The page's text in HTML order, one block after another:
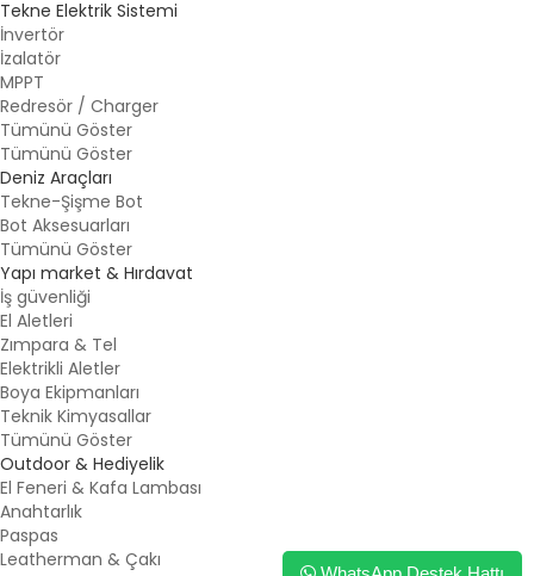
Tekne Elektrik Sistemi
İnvertör
İzalatör
MPPT
Redresör / Charger
Tümünü Göster
Tümünü Göster
Deniz Araçları
Tekne-Şişme Bot
Bot Aksesuarları
Tümünü Göster
Yapı market & Hırdavat
İş güvenliği
El Aletleri
Zımpara & Tel
Elektrikli Aletler
Boya Ekipmanları
Teknik Kimyasallar
Tümünü Göster
Outdoor & Hediyelik
El Feneri & Kafa Lambası
Anahtarlık
Paspas
Leatherman & Çakı